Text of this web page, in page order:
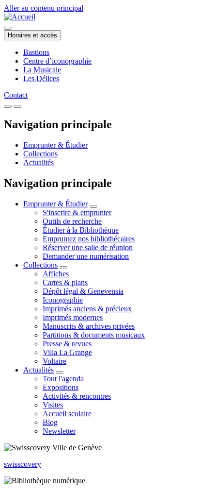
Aller au contenu principal
Horaires et accès
Bastions
Centre d’iconographie
La Musicale
Les Délices
Contact
Navigation principale
Emprunter & Étudier
Collections
Actualités
Navigation principale
Emprunter & Étudier
S'inscrire & emprunter
Outils de recherche
Étudier à la Bibliothèque
Empruntez nos bibliothécaires
Réserver une salle de réunion
Demander une numérisation
Collections
Affiches
Cartes & plans
Dépôt légal & Genevensia
Iconographie
Imprimés anciens & précieux
Imprimés modernes
Manuscrits & archives privées
Partitions & documents musicaux
Presse & revues
Villa La Grange
Voltaire
Actualités
Tout l'agenda
Expositions
Activités & rencontres
Visites
Accueil scolaire
Blog
Newsletter
swisscovery